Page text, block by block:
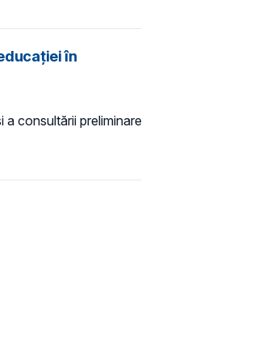
în
consultării preliminare